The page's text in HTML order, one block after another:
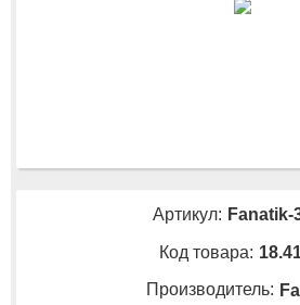
Артикул: Fanatik-
Код товара:
Производитель: